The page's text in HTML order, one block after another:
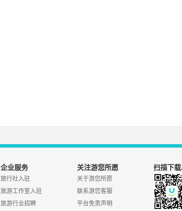
企业服务
旅行社入驻
旅游工作室入驻
旅游行业招聘
关注游您所愿
关于游您所愿
联系游您客服
平台免责声明
扫描下